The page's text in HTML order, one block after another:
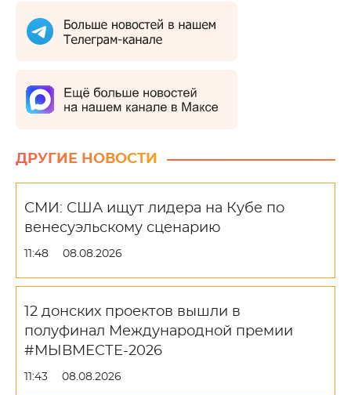
ДРУГИЕ НОВОСТИ
СМИ: США ищут лидера на Кубе по
венесуэльскому сценарию
11:48 08.08.2026
12 донских проектов вышли в
полуфинал Международной премии
#МЫВМЕСТЕ-2026
11:43 08.08.2026